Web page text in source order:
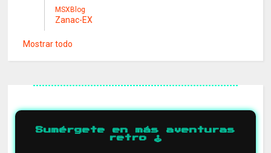
MSXBlog
Zanac-EX
Mostrar todo
Sumérgete en más aventuras
retro 🕹️